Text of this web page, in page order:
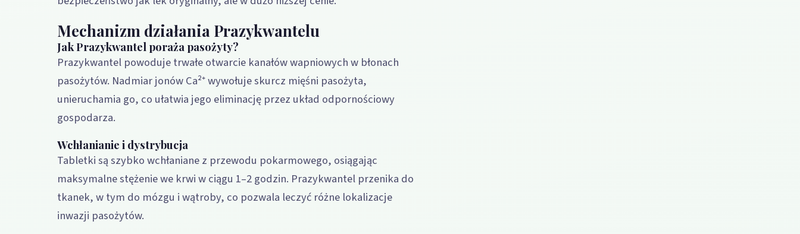
Mechanizm działania Prazykwantelu
Jak Prazykwantel poraża pasożyty?
Prazykwantel powoduje trwałe otwarcie kanałów wapniowych w błonach
pasożytów. Nadmiar jonów Ca²⁺ wywołuje skurcz mięśni pasożyta,
unieruchamia go, co ułatwia jego eliminację przez układ odpornościowy
gospodarza.
Wchłanianie i dystrybucja
Tabletki są szybko wchłaniane z przewodu pokarmowego, osiągając
maksymalne stężenie we krwi w ciągu 1–2 godzin. Prazykwantel przenika do
tkanek, w tym do mózgu i wątroby, co pozwala leczyć różne lokalizacje
inwazji pasożytów.